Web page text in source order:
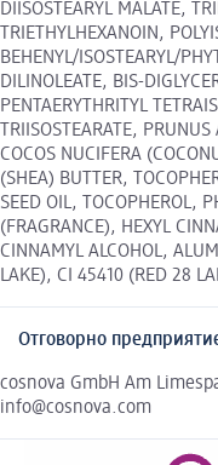
DIISOSTEARYL MALATE,
TRIETHYLHEXANOIN,
BEHENYL/ISOSTEARYL/
DILINOLEATE, BIS-
PENTAERYTHRITYL
TRIISOSTEARATE,
COCOS NUCIFERA
(SHEA) BUTTER,
SEED OIL, TOCOPHEROL,
(FRAGRANCE), HEXYL
CINNAMYL ALCOHOL,
LAKE), CI 45410 (RED 28
Отговорно
cosnova GmbH Am
info@cosnova.com